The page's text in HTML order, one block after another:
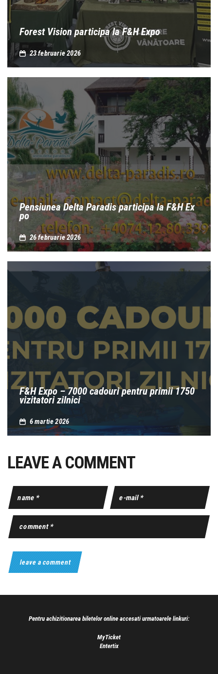
Forest Vision participa la F&H Expo
23 februarie 2026
Pensiunea Delta Paradis participa la F&H Ex
po
26 februarie 2026
F&H Expo – 7000 cadouri pentru primii 1750
vizitatori zilnici
6 martie 2026
LEAVE A COMMENT
Pentru achizitionarea biletelor online accesati urmatoarele linkuri:
MyTicket
Entertix